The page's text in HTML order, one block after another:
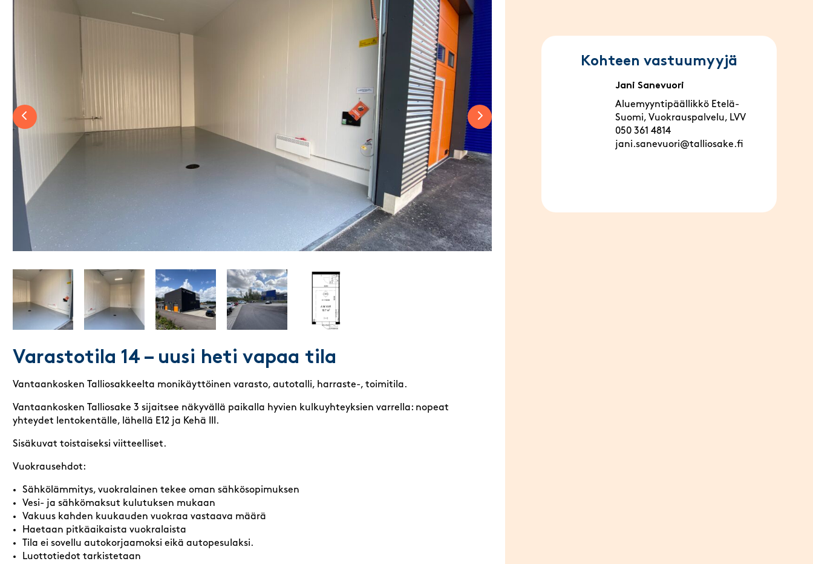
Previous slide Next slide
Varastotila 14 – uusi heti vapaa tila
Vantaankosken Talliosakkeelta monikäyttöinen varasto, autotalli, harraste-, toimitila.
Vantaankosken Talliosake 3 sijaitsee näkyvällä paikalla hyvien kulkuyhteyksien varrella: nopeat
yhteydet lentokentälle, lähellä E12 ja Kehä III.
Sisäkuvat toistaiseksi viitteelliset.
Vuokrausehdot:
Sähkölämmitys, vuokralainen tekee oman sähkösopimuksen
Vesi- ja sähkömaksut kulutuksen mukaan
Vakuus kahden kuukauden vuokraa vastaava määrä
Haetaan pitkäaikaista vuokralaista
Tila ei sovellu autokorjaamoksi eikä autopesulaksi.
Luottotiedot tarkistetaan
Kohteen vastuumyyjä
Jani Sanevuori
Aluemyyntipäällikkö Etelä-
Suomi, Vuokrauspalvelu, LVV
050 361 4814
jani.sanevuori@talliosake.fi